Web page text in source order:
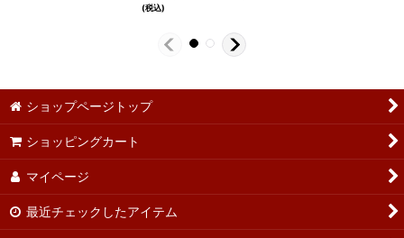
(税込)
ショップページトップ
ショッピングカート
マイページ
最近チェックしたアイテム